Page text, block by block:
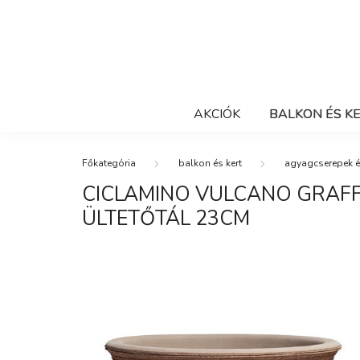
AKCIÓK BALKON ÉS
balkon és kert agyagcserepek
CICLAMINO VULCANO
ÜLTETŐTÁL 23CM